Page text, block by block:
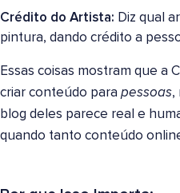
Crédito do Artista: Diz qual
pintura, dando crédito a
Essas coisas mostram que a
criar conteúdo para pessoas,
blog deles parece real e
quando tanto conteúdo